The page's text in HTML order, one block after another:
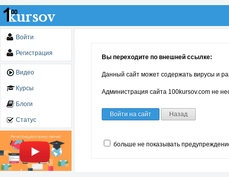
Войти
Регистрация
Видео
Курсы
Блоги
Статус
Вы переходите по внешней ссылке:
Данный сайт может содержать вирусы и
Администрация сайта 100kursov.com не
Войти на сайт Назад
больше не показывать